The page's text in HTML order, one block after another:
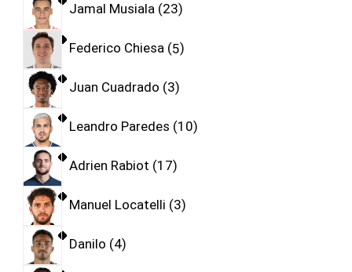
Jamal Musiala 23
Federico Chiesa 5
Juan Cuadrado 3
Leandro Paredes 10
Adrien Rabiot 17
Manuel Locatelli 3
Danilo 4